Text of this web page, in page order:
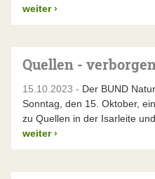
weiter ›
Quellen -
15.10.2023 - Der BUND
Sonntag, den 15. Oktober,
zu Quellen in der Isarleite
weiter ›